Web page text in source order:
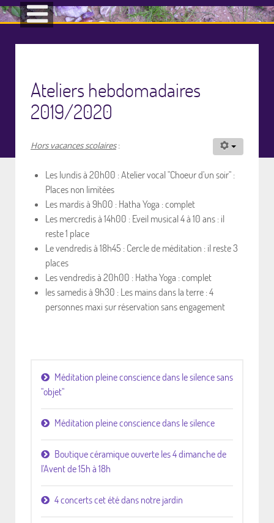
Ateliers hebdomadaires
2019/2020
Hors vacances scolaires:
Les lundis à 20h00 : Atelier vocal "Choeur d'un soir" :
Places non limitées
Les mardis à 9h00 : Hatha Yoga : complet
Les mercredis à 14h00 : Eveil musical 4 à 10 ans : il
reste 1 place
Le vendredis à 18h45 : Cercle de méditation : il reste 3
places
Les vendredis à 20h00 : Hatha Yoga : complet
les samedis à 9h30 : Les mains dans la terre : 4
personnes maxi sur réservation sans engagement
Méditation pleine conscience dans le silence sans
"objet"
Méditation pleine conscience dans le silence
Boutique céramique ouverte les 4 dimanche de
l'Avent de 15h à 18h
4 concerts cet été dans notre jardin